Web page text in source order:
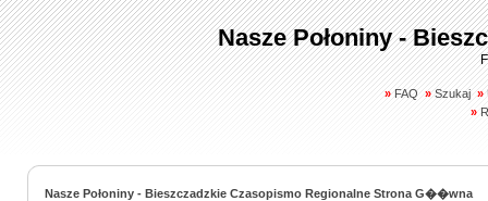
Nasze Połoniny -
» FAQ » Szukaj »
»
Nasze Połoniny - Bieszczadzkie Czasopismo Regionalne Strona G��wna